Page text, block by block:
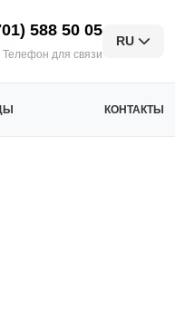
588 50 05
Телефон для связи
RU
КОНТАКТЫ